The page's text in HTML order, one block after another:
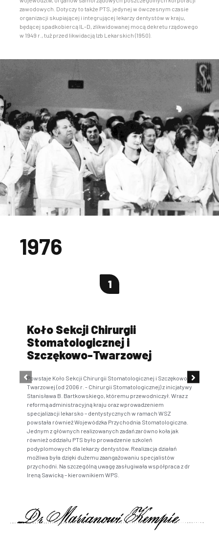
zawodowych. Dotyczy to także PTS, jedynej w ówczesnym czasie
organizacji skupiającej i integrującej lekarzy dentystów w kraju,
będącej spadkobiercą IL-D, zlikwidowanej mocą dekretu rządowego
w 1949 r., tuż przed likwidacją Izb Lekarskich (1950).
1976
1
Koło Sekcji Chirurgii
Stomatologicznej i
Szczękowo-Twarzowej
Powstaje Koło Sekcji Chirurgii Stomatologicznej i Szczękowo-
Twarzowej (od 2006 r. - Chirurgii Stomatologicznej) z inicjatywy
Stanisława B. Bartkowskiego, któremu przewodniczył. Wraz z
reformą administracyjną kraju oraz wprowadzeniem
specjalizacji lekarsko – dentystycznych w ramach WSZ
powstała również Wojewódzka Przychodnia Stomatologiczna.
Jednym z głównych realizowanych zadań zarówno koła jak
również oddziału PTS było prowadzenie szkoleń
podyplomowych dla lekarzy dentystów. Realizacja działań
możliwa była dzięki dużemu zaangażowaniu specjalistów
przychodni. Na szczególną uwagę zasługiwała współpraca z dr
Ireną Sawicką – kierownikiem WPS.